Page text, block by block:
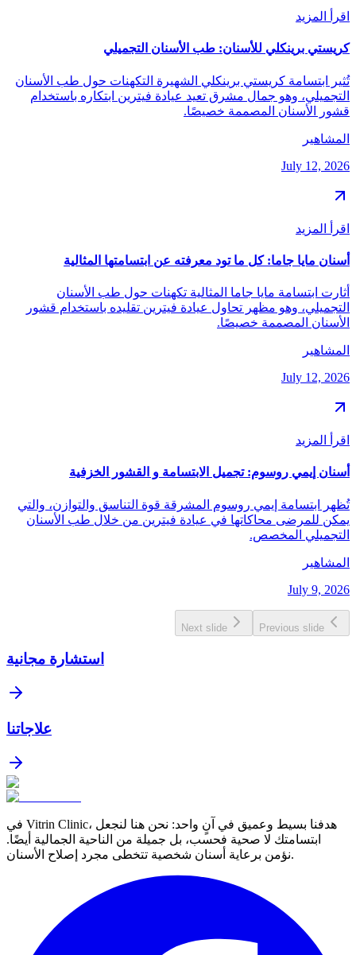
اقرأ المزيد
كريستي برينكلي للأسنان: طب الأسنان التجميلي
تُثير ابتسامة كريستي برينكلي الشهيرة التكهنات حول طب الأسنان
التجميلي، وهو جمال مشرق تعيد عيادة فيترين ابتكاره باستخدام
قشور الأسنان المصممة خصيصًا.
المشاهير
July 12, 2026
اقرأ المزيد
أسنان مايا جاما: كل ما تود معرفته عن ابتسامتها المثالية
أثارت ابتسامة مايا جاما المثالية تكهنات حول طب الأسنان
التجميلي، وهو مظهر تحاول عيادة فيترين تقليده باستخدام قشور
الأسنان المصممة خصيصًا.
المشاهير
July 12, 2026
اقرأ المزيد
أسنان إيمي روسوم: تجميل الابتسامة و القشور الخزفية
تُظهر ابتسامة إيمي روسوم المشرقة قوة التناسق والتوازن، والتي
يمكن للمرضى محاكاتها في عيادة فيترين من خلال طب الأسنان
التجميلي المخصص.
المشاهير
July 9, 2026
Previous slide
Next slide
استشارة مجانية
علاجاتنا
في Vitrin Clinic، هدفنا بسيط وعميق في آنٍ واحد: نحن هنا لنجعل
ابتسامتك لا صحية فحسب، بل جميلة من الناحية الجمالية أيضًا.
نؤمن برعاية أسنان شخصية تتخطى مجرد إصلاح الأسنان.